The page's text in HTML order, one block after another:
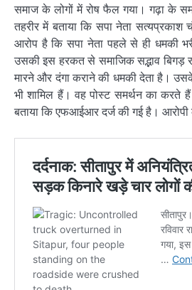
समाज के लोगों में रोष फैल गया। गढ़ा के
तहरीर में बताया कि सपा नेता सत्यप्रकाश
आरोप है कि सपा नेता पहले से ही धमकी
उसकी इस हरकत से समाजिक सद्भाव बिगड़
मारने और दंगा कराने की धमकी देता है।
भी शामिल हैं। वह पोस्ट समर्थन का करते
बताया कि एफआईआर दर्ज की गई है। आरोपी